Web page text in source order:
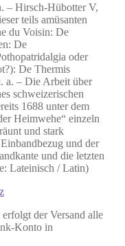
– Hirsch-Hübotter V,
teils amüsanten
du Voisin: De
De
oder
De Thermis
a. – Die Arbeit über
schweizerischen
1688 unter dem
Heimwehe“ einzeln
und stark
und der
und die letzten
Lateinisch / Latin)
der Versand alle
Konto in